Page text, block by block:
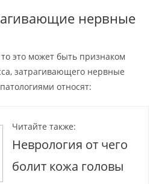
нервные
это может быть признаком
затрагивающего нервные
относят:
Читайте также:
Неврология от чего
болит кожа головы